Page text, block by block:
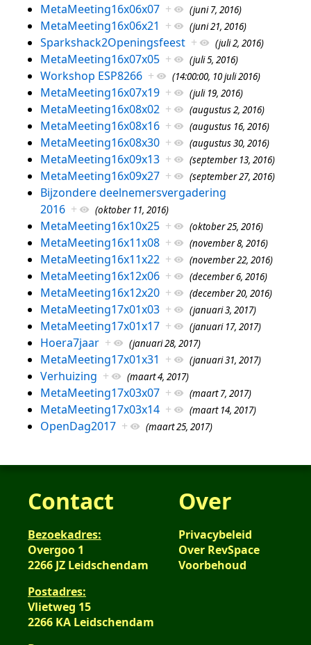
MetaMeeting16x06x07 + (juni 7, 2016)
MetaMeeting16x06x21 + (juni 21, 2016)
Sparkshack2Openingsfeest + (juli 2, 2016)
MetaMeeting16x07x05 + (juli 5, 2016)
Workshop ESP8266 + (14:00:00, 10 juli 2016)
MetaMeeting16x07x19 + (juli 19, 2016)
MetaMeeting16x08x02 + (augustus 2, 2016)
MetaMeeting16x08x16 + (augustus 16, 2016)
MetaMeeting16x08x30 + (augustus 30, 2016)
MetaMeeting16x09x13 + (september 13, 2016)
MetaMeeting16x09x27 + (september 27, 2016)
Bijzondere deelnemersvergadering
2016 + (oktober 11, 2016)
MetaMeeting16x10x25 + (oktober 25, 2016)
MetaMeeting16x11x08 + (november 8, 2016)
MetaMeeting16x11x22 + (november 22, 2016)
MetaMeeting16x12x06 + (december 6, 2016)
MetaMeeting16x12x20 + (december 20, 2016)
MetaMeeting17x01x03 + (januari 3, 2017)
MetaMeeting17x01x17 + (januari 17, 2017)
Hoera7jaar + (januari 28, 2017)
MetaMeeting17x01x31 + (januari 31, 2017)
Verhuizing + (maart 4, 2017)
MetaMeeting17x03x07 + (maart 7, 2017)
MetaMeeting17x03x14 + (maart 14, 2017)
OpenDag2017 + (maart 25, 2017)
Contact
Bezoekadres:
Overgoo 1
2266 JZ Leidschendam
Postadres:
Vlietweg 15
2266 KA Leidschendam
Over
Privacybeleid
Over RevSpace
Voorbehoud